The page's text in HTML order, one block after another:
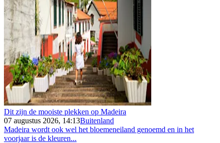
Dit zijn de mooiste plekken op Madeira
07 augustus 2026, 14:13Buitenland
Madeira wordt ook wel het bloemeneiland genoemd en in het
voorjaar is de kleuren...